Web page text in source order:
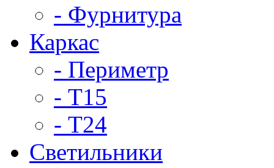
- Фурнитура
Каркас
- Периметр
- Т15
- Т24
Светильники